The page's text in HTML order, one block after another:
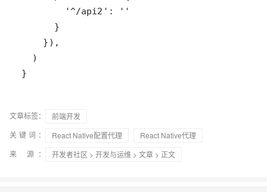
}
文章标签：
前端开发
关键词：
React Native配置代理
React Native代理
来 源：
开发者社区 > 开发与运维 > 文章 > 正文